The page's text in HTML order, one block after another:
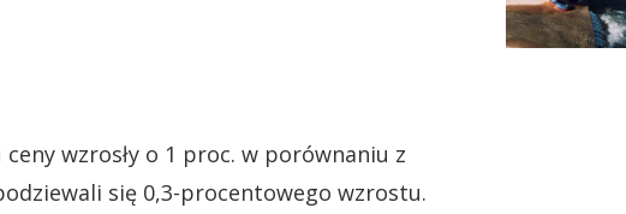
wzrosły o 1 proc. w porównaniu z
się 0,3-procentowego wzrostu.